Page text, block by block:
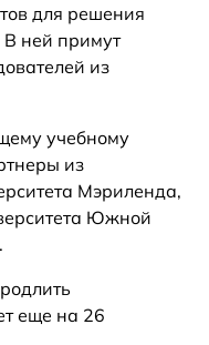
для решения
ней примут
из
учебному
из
Мэриленда,
Южной
еще на 26